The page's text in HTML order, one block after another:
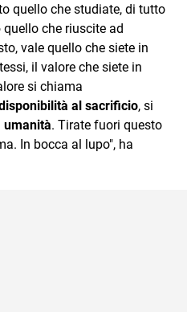
quello che studiate, di tutto
che riuscite ad
vale quello che siete in
il valore che siete in
si chiama
al sacrificio, si
umanità. Tirate fuori questo
In bocca al lupo", ha